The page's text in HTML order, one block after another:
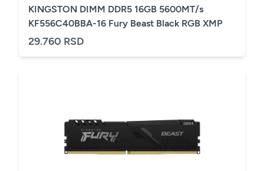
KINGSTON DIMM DDR5 16GB 5600MT/s
KF556C40BBA-16 Fury Beast Black RGB XMP
29.760 RSD